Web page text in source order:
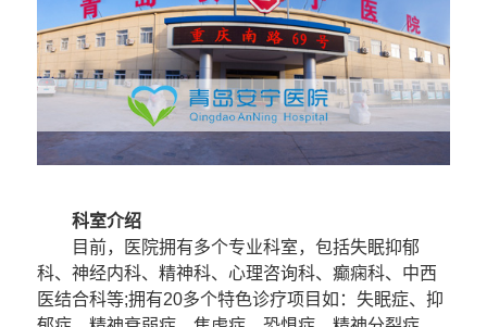
科室介绍
目前，医院拥有多个专业科室，包括失眠抑郁
科、神经内科、精神科、心理咨询科、癫痫科、中西
医结合科等;拥有20多个特色诊疗项目如：失眠症、抑